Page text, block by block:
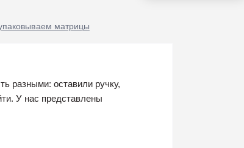
матрицы
разными: оставили ручку,
У нас представлены